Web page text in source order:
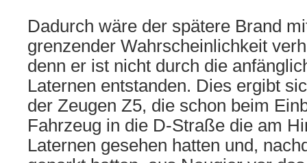
Dadurch wäre der spätere Brand
grenzender Wahrscheinlichkeit
denn er ist nicht durch die
Laternen entstanden. Dies ergibt
der Zeugen Z5, die schon beim
Fahrzeug in die D-Straße die am
Laternen gesehen hatten und,